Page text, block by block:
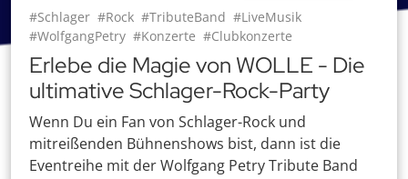
#Schlager #Rock #TributeBand #LiveMusik
#WolfgangPetry #Konzerte #Clubkonzerte
Erlebe die Magie von WOLLE - Die
ultimative Schlager-Rock-Party
Wenn Du ein Fan von Schlager-Rock und
mitreißenden Bühnenshows bist, dann ist die
Eventreihe mit der Wolfgang Petry Tribute Band